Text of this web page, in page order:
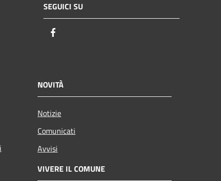
SEGUICI SU
NOVITÀ
Notizie
Comunicati
Avvisi
VIVERE IL COMUNE